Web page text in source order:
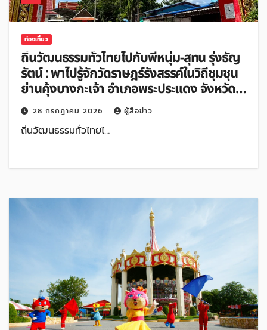
ท่องเที่ยว
ถิ่นวัฒนธรรมทั่วไทยไปกับพี่หนุ่ม-สุทน รุ่งธัญ
รัตน์ : พาไปรู้จักวัดราษฎร์รังสรรค์ในวิถีชุมชุน
ย่านคุ้งบางกะเจ้า อําเภอพระประแดง จังหวัด
สมุทรปราการ
28 กรกฎาคม 2026 ผู้สื่อข่าว
ถิ่นวัฒนธรรมทั่วไทยไ…